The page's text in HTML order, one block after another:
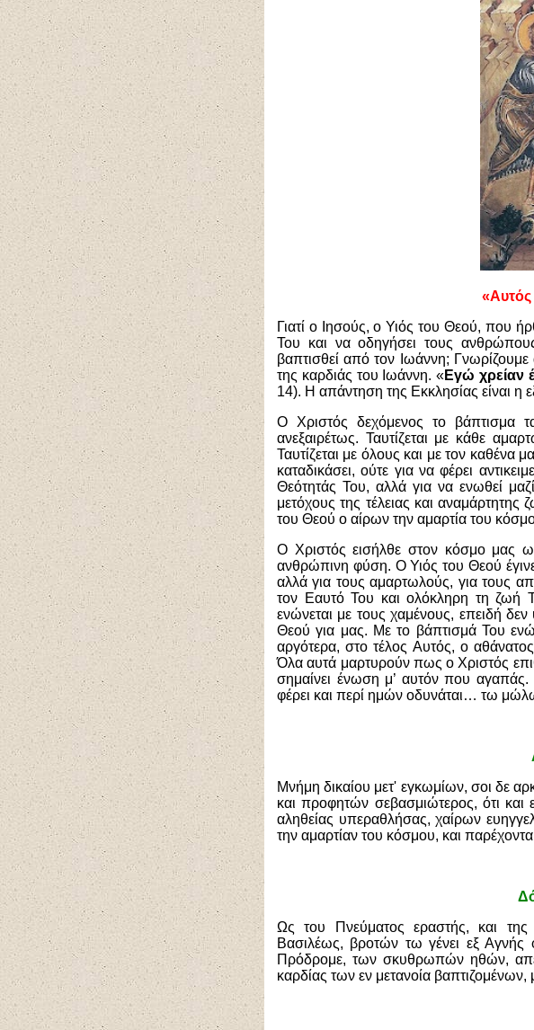
«Αυτός
Γιατί ο Ιησούς, ο Υιός του Θεού, που
Του και να οδηγήσει τους
βαπτισθεί από τον Ιωάννη;
της καρδιάς του Ιωάννη. «Εγώ χρείαν
14). Η απάντηση της Εκκλησίας είναι η
Ο Χριστός δεχόμενος το βάπτισμα
ανεξαιρέτως. Ταυτίζεται με κάθε
Ταυτίζεται με όλους και με τον καθένα
καταδικάσει, ούτε για να φέρει
Θεότητάς Του, αλλά για να ενωθεί
μετόχους της τέλειας και
του Θεού ο αίρων την αμαρτία του
Ο Χριστός εισήλθε στον κόσμο μας
ανθρώπινη φύση. Ο Υιός του Θεού
αλλά για τους αμαρτωλούς, για τους
τον Εαυτό Του και ολόκληρη τη ζωή
ενώνεται με τους χαμένους, επειδή
Θεού για μας. Με το βάπτισμά Του
αργότερα, στο τέλος Αυτός, ο
Όλα αυτά μαρτυρούν πως ο Χριστός
σημαίνει ένωση μ’ αυτόν που
φέρει και περί ημών οδυνάται… τω
Μνήμη δικαίου μετ' εγκωμίων, σοι δε
και προφητών σεβασμιώτερος, ότι και
αληθείας υπεραθλήσας, χαίρων
την αμαρτίαν του κόσμου, και
Ως του Πνεύματος εραστής, και της
Βασιλέως, βροτών τω γένει εξ Αγνής
Πρόδρομε, των σκυθρωπών ηθών,
καρδίας των εν μετανοία